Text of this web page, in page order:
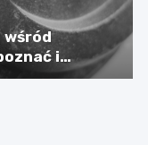
wśród
i